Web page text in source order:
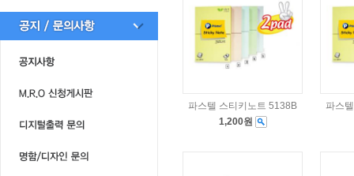
파스텔 스티키노트 5138B
1,200원
파스